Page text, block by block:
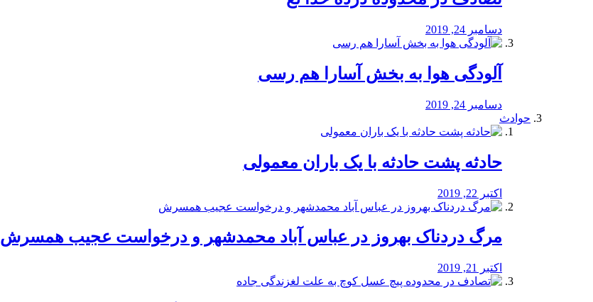
دسامبر 24, 2019
آلودگی هوا به بخش آسارا هم رسی
دسامبر 24, 2019
حوادث
️حادثه پشت حادثه با یک باران معمولی
اکتبر 22, 2019
مرگ دردناک بهروز در عباس آباد محمدشهر و درخواست عجیب همسرش
اکتبر 21, 2019